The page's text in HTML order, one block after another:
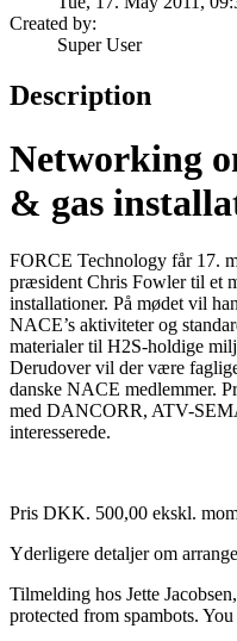
Created by:
Super User
Description
Networking
& gas
FORCE Technology får 17.
præsident Chris Fowler til et
installationer. På mødet vil
NACE’s aktiviteter og
materialer til H2S-holdige
Derudover vil der være
danske NACE medlemmer.
med DANCORR, ATV-
interesserede.
Pris DKK. 500,00 ekskl.
Yderligere detaljer om
Tilmelding hos Jette
protected from spambots.